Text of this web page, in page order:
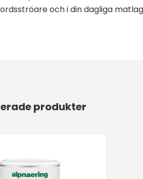
och i din dagliga
produkter